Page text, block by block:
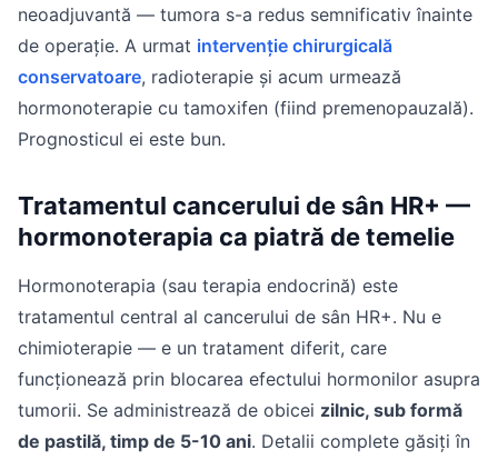
neoadjuvantă — tumora s-a redus semnificativ înainte
de operație. A urmat intervenție chirurgicală
conservatoare, radioterapie și acum urmează
hormonoterapie cu tamoxifen (fiind premenopauzală).
Prognosticul ei este bun.
Tratamentul cancerului de sân HR+ —
hormonoterapia ca piatră de temelie
Hormonoterapia (sau terapia endocrină) este
tratamentul central al cancerului de sân HR+. Nu e
chimioterapie — e un tratament diferit, care
funcționează prin blocarea efectului hormonilor asupra
tumorii. Se administrează de obicei zilnic, sub formă
de pastilă, timp de 5-10 ani. Detalii complete găsiți în